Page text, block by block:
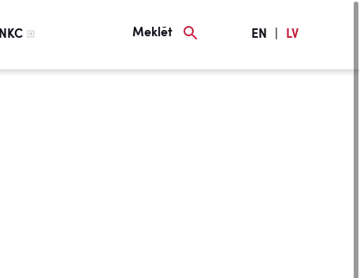
NKC Meklēt EN LV